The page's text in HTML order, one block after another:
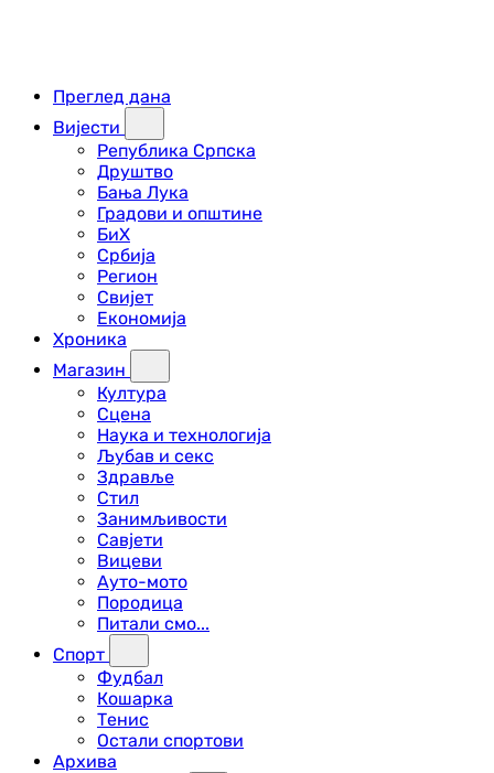
Преглед дана
Вијести
Република Српска
Друштво
Бања Лука
Градови и општине
БиХ
Србија
Регион
Свијет
Економија
Хроника
Магазин
Култура
Сцена
Наука и технологија
Љубав и секс
Здравље
Стил
Занимљивости
Савјети
Вицеви
Ауто-мото
Породица
Питали смо...
Спорт
Фудбал
Кошарка
Тенис
Остали спортови
Архива